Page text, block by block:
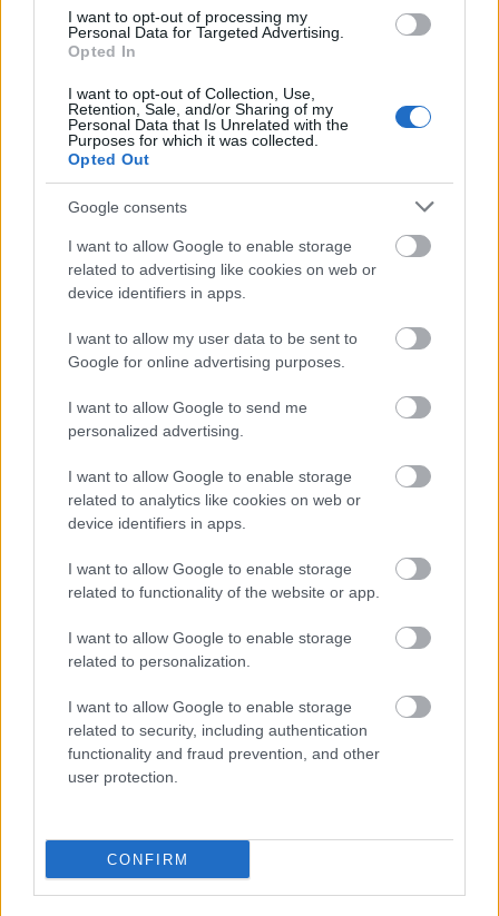
I want to opt-out of processing my
Personal Data for Targeted Advertising.
Opted In
I want to opt-out of Collection, Use,
Retention, Sale, and/or Sharing of my
Personal Data that Is Unrelated with the
Purposes for which it was collected.
Opted Out
Google consents
I want to allow Google to enable storage
related to advertising like cookies on web or
device identifiers in apps.
I want to allow my user data to be sent to
Google for online advertising purposes.
I want to allow Google to send me
personalized advertising.
I want to allow Google to enable storage
related to analytics like cookies on web or
device identifiers in apps.
I want to allow Google to enable storage
related to functionality of the website or app.
I want to allow Google to enable storage
related to personalization.
I want to allow Google to enable storage
related to security, including authentication
functionality and fraud prevention, and other
user protection.
CONFIRM
Helyi hírek
évszázados vezetéken múlt Bicske vízellátása
Helyi hírek
Gyárleállításokkal és átszervezett termeléssel
STRABAG